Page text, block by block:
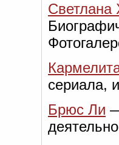
Светлана
сериала,
Брюс Ли